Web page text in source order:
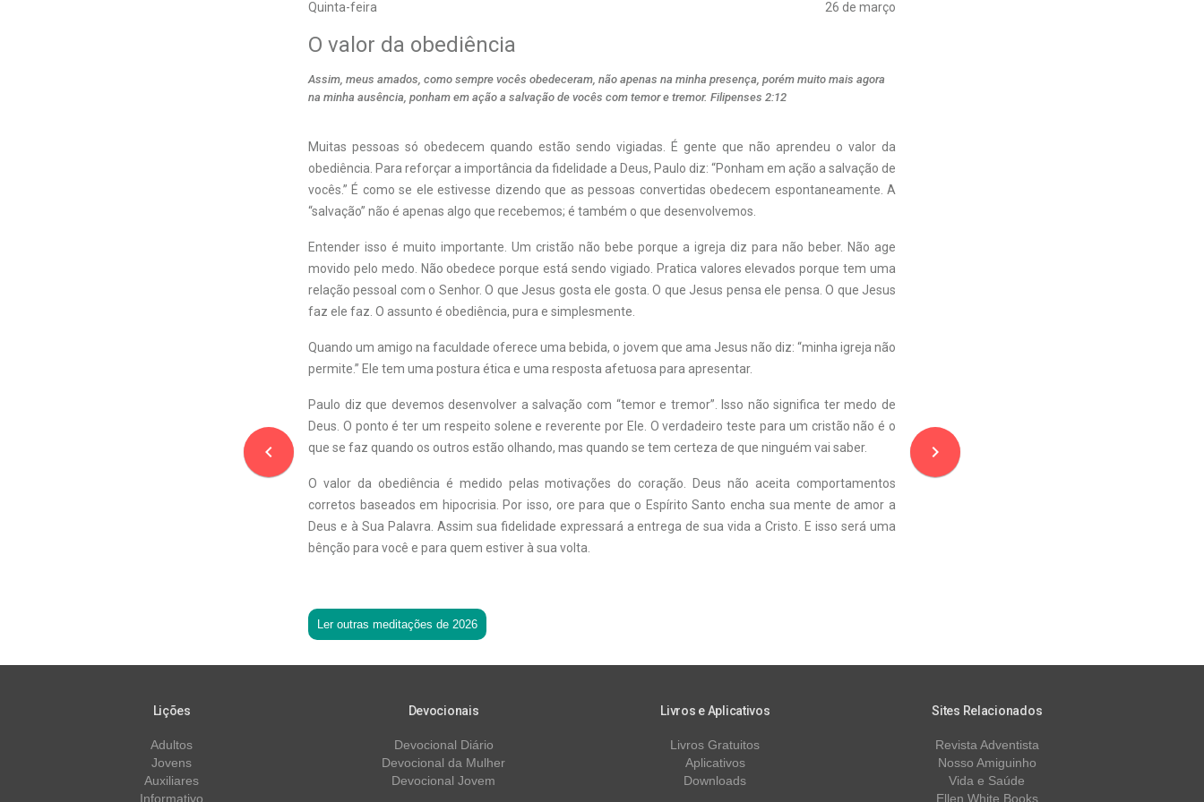
Quinta-feira 26 de março
navigate_before
O valor da obediência
Assim, meus amados, como sempre vocês obedeceram, não apenas na minha presença, porém muito mais agora
na minha ausência, ponham em ação a salvação de vocês com temor e tremor. Filipenses 2:12
Muitas pessoas só obedecem quando estão sendo vigiadas. É gente que não aprendeu o valor da
obediência. Para reforçar a importância da fidelidade a Deus, Paulo diz: “Ponham em ação a salvação de
vocês.” É como se ele estivesse dizendo que as pessoas convertidas obedecem espontaneamente. A
“salvação” não é apenas algo que recebemos; é também o que desenvolvemos.
Entender isso é muito importante. Um cristão não bebe porque a igreja diz para não beber. Não age
movido pelo medo. Não obedece porque está sendo vigiado. Pratica valores elevados porque tem uma
relação pessoal com o Senhor. O que Jesus gosta ele gosta. O que Jesus pensa ele pensa. O que Jesus
faz ele faz. O assunto é obediência, pura e simplesmente.
Quando um amigo na faculdade oferece uma bebida, o jovem que ama Jesus não diz: “minha igreja não
permite.” Ele tem uma postura ética e uma resposta afetuosa para apresentar.
Paulo diz que devemos desenvolver a salvação com “temor e tremor”. Isso não significa ter medo de
Deus. O ponto é ter um respeito solene e reverente por Ele. O verdadeiro teste para um cristão não é o
que se faz quando os outros estão olhando, mas quando se tem certeza de que ninguém vai saber.
O valor da obediência é medido pelas motivações do coração. Deus não aceita comportamentos
corretos baseados em hipocrisia. Por isso, ore para que o Espírito Santo encha sua mente de amor a
Deus e à Sua Palavra. Assim sua fidelidade expressará aentrega de sua vida a Cristo. E isso será uma
bênção para você e para quem estiver à sua volta.
Ler outras meditações de 2026
navigate_next
Lições
Adultos
Jovens
Auxiliares
Informativo
Devocionais
Devocional Diário
Devocional da Mulher
Devocional Jovem
Livros e Aplicativos
Livros Gratuitos
Aplicativos
Downloads
Sites Relacionados
Revista Adventista
Nosso Amiguinho
Vida e Saúde
Ellen White Books